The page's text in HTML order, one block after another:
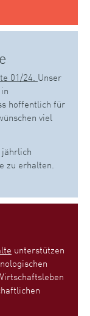
01/24. Unser
hoffentlich für
viel
zu erhalten.
unterstützen